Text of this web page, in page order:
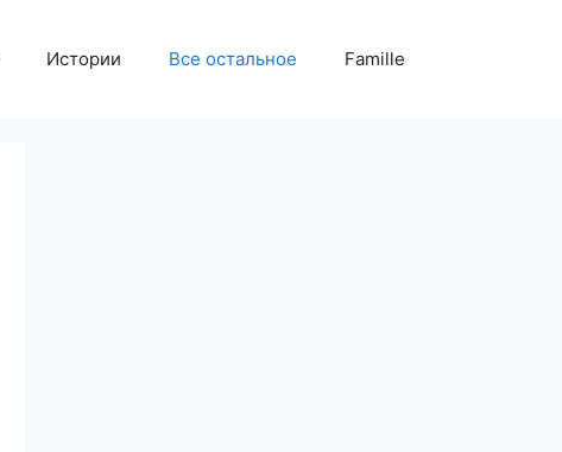
Истории Все остальное Famille